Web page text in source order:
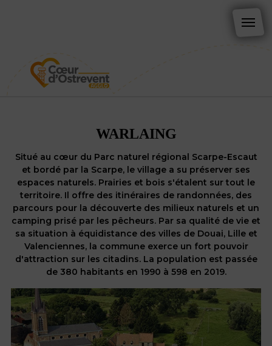
WARLAING
Situé au cœur du Parc naturel régional Scarpe-Escaut
et bordé par la Scarpe, le village a su préserver ses
espaces naturels. Prairies et bois s'étalent sur tout le
territoire. Il offre des itinéraires de randonnées, des
parcours pour la découverte des milieux naturels et un
camping prisé par les pêcheurs. Par sa qualité de vie et
sa situation à équidistance des villes de Douai, Lille et
Valenciennes, la commune exerce un fort pouvoir
d'attraction sur les citadins. La population est passée
de 380 habitants en 1990 à 598 en 2019.